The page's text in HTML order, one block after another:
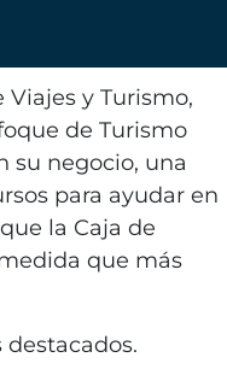
And
y Turismo,
de Turismo
su negocio, una
para ayudar en
la Caja de
que más